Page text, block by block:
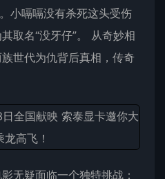
小嗝嗝没有杀死这头受伤
取名“没牙仔”。 从奇妙相
世代为仇背后真相，传奇
无疑面临一个独特挑战：